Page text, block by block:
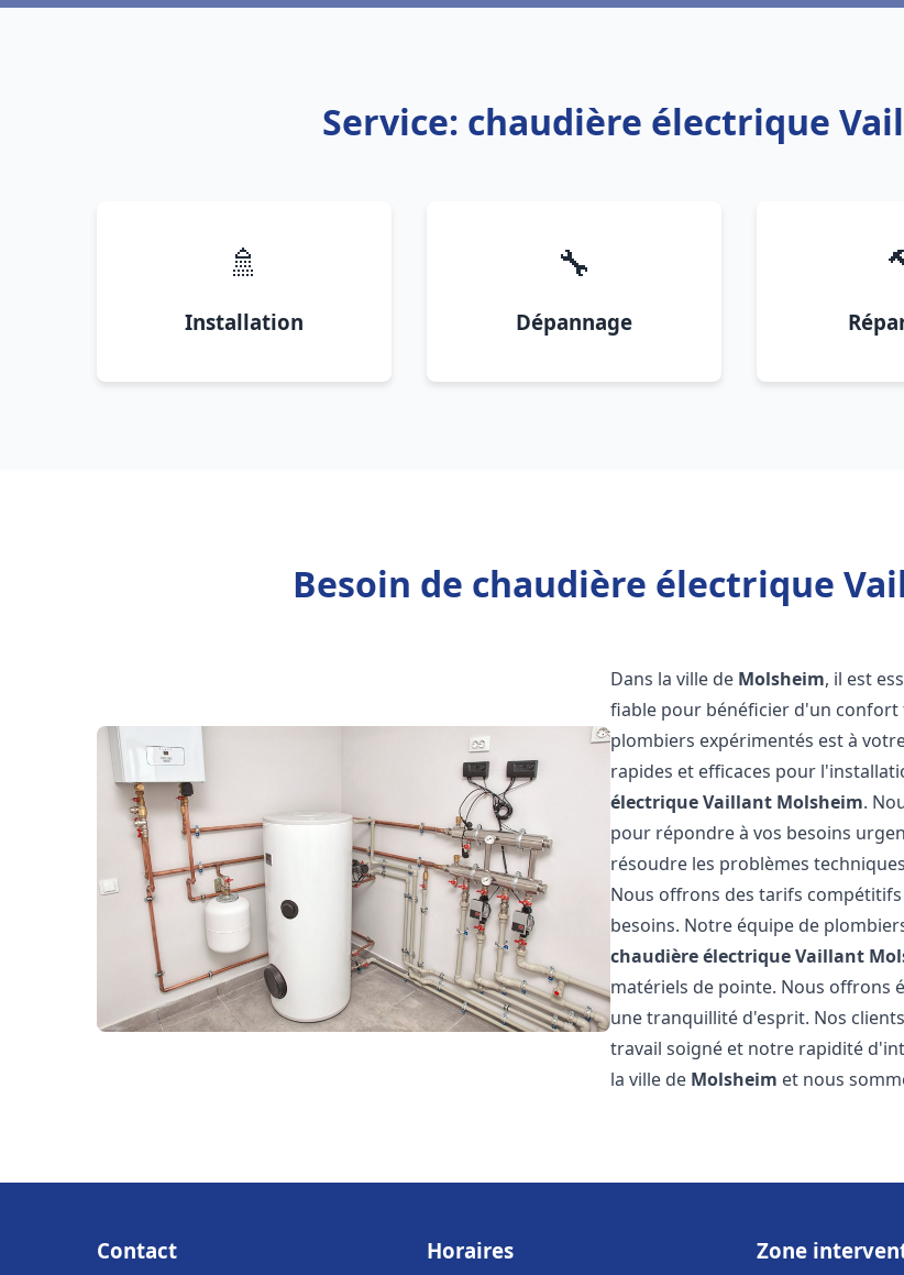
Service: chaudière électrique
🚿
Installation
🔧
Dépannage
Besoin de chaudière électrique
Dans la ville de Molsheim, il est
fiable pour bénéficier d'un
plombiers expérimentés est à
rapides et efficaces pour
électrique Vaillant Molsheim.
pour répondre à vos besoins
résoudre les problèmes
Nous offrons des tarifs
besoins. Notre équipe de
chaudière électrique Vaillant
matériels de pointe. Nous offrons
une tranquillité d'esprit. Nos
travail soigné et notre rapidité
la ville de Molsheim et nous
Contact Horaires Zone